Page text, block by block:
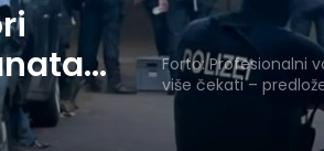
Forto: Profesionalni
više čekati –